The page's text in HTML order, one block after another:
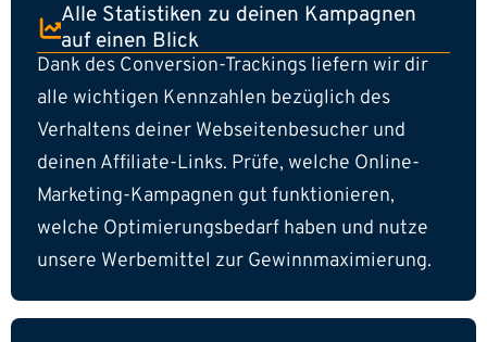
Alle Statistiken zu deinen Kampagnen
auf einen Blick
Dank des Conversion-Trackings liefern wir dir
alle wichtigen Kennzahlen bezüglich des
Verhaltens deiner Webseitenbesucher und
deinen Affiliate-Links. Prüfe, welche Online-
Marketing-Kampagnen gut funktionieren,
welche Optimierungsbedarf haben und nutze
unsere Werbemittel zur Gewinnmaximierung.